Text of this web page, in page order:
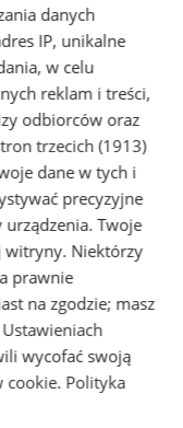
Tychach –
Miejskim
danych
IP, unikalne
w celu
reklam i treści,
odbiorców oraz
trzecich (1913)
dane w tych i
precyzyjne
urządzenia. Twoje
witryny. Niektórzy
prawnie
na zgodzie; masz
Ustawieniach
wycofać swoją
cookie. Polityka